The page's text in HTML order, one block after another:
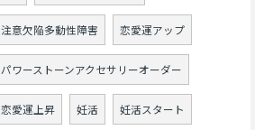
注意欠陥多動性障害 恋愛運アップ
パワーストーンアクセサリーオーダー
恋愛運上昇 妊活 妊活スタート